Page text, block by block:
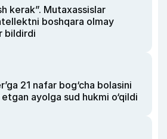
kerak”. Mutaxassislar
boshqara olmay
bildirdi
21 nafar bog‘cha bolasini
ayolga sud hukmi o‘qildi